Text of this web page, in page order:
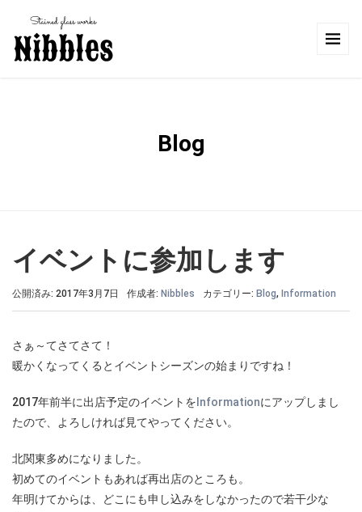
Blog
イベントに参加します
公開済み: 2017年3月7日 作成者: Nibbles カテゴリー: Blog, Information
さぁ～てさてさて！
暖かくなってくるとイベントシーズンの始まりですね！
2017年前半に出店予定のイベントを Informationにアップしまし
たので、よろしければ見てやってください。
北関東多めになりました。
初めてのイベントもあれば再出店のところも。
年明けてからは、どこにも申し込みをしなかったので若干少な